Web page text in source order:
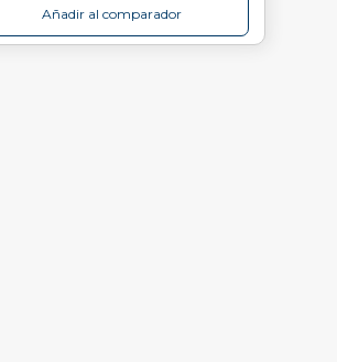
Añadir al comparador